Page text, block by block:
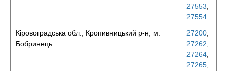
27553
27554
Кіровоградська обл., Кропивницький р-н, м.
Бобринець
27200
27262
27264
27265